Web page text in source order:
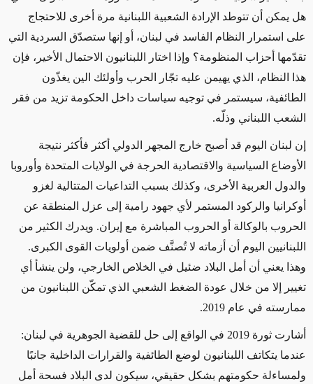
هل يمكن أن تتوطد الإرادة الشعبية اللبنانية مرة أخرى للاحتجاج
على استمرار النظام الفاسد في لبنان، أو إنها ستصدّق السردية التي
تقدّمها أحزاب المنظومة؟ وإذا اختار اللبنانيون الاحتمال الأخير، فإن
هذا النظام، الذي يهيمن عليه تجّار الحرب وأولئك الين يغذّون
الطائفية، سيستمر في توجيه سياسات داخل الحكومة تزيد من فقر
الشعب اللبناني وذلّه.
إن لبنان اليوم قد أصبح خارج المجهر الدولي أكثر فأكثر نتيجة
الأوضاع السياسية والاقتصادية الحرجة في الولايات المتحدة وأوروبا
والدول العربية الأخرى، وكذلك بسبب التداعيات المتتالية لغزو
أوكرانيا والركود المستمر لأي جهود رامية إلى عزل المنطقة عن
الحروب بالوكالة أو الحروب المباشرة مع إيران. ويدرك الكثير من
اللبنانيين اليوم أن أزماته لا تُصنَّف ضمن أولويات القوى الكبرى.
وهذا يعني أن أمل البلاد ضئيل في الخلاص الخارجي، ولن ينشأ أي
تغيير إلا من خلال عودة الضغط الشعبي الذي تمكّن اللبنانيون من
ممارسته في عام 2019.
أشارت ثورة 2019 في الواقع إلى حل للقضية الجوهرية في لبنان:
عندما يتكاتف اللبنانيون لوضع الطائفية والقرارات الداخلية جانبًا
ولمساءلة حكومتهم بشكل حقيقي، سيكون لدى البلاد فسحة أمل